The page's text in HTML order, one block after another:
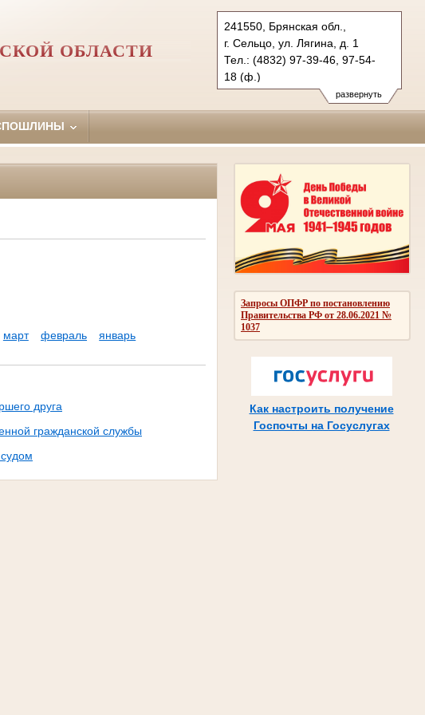
развернуть
241550, Брянская обл.,
г. Сельцо, ул. Лягина, д. 1
Тел.: (4832) 97-39-46, 97-54-
18 (ф.)
selcovsky.brj@sudrf.ru
ОБЛАСТИ
Запросы ОПФР по постановлению
Правительства РФ от 28.06.2021 №
1037
Как настроить получение
Госпочты на Госуслугах
март февраль
январь
друга
гражданской службы